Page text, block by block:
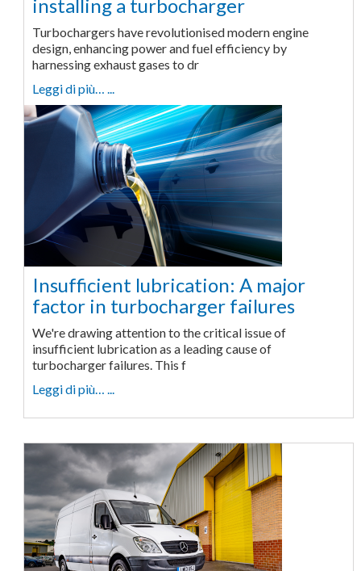
installing a turbocharger
Turbochargers have revolutionised modern engine
design, enhancing power and fuel efficiency by
harnessing exhaust gases to dr
Leggi di più… ...
Insufficient lubrication: A major
factor in turbocharger failures
We're drawing attention to the critical issue of
insufficient lubrication as a leading cause of
turbocharger failures. This f
Leggi di più… ...